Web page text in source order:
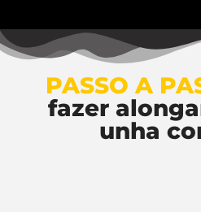
PASSO A
fazer
unha